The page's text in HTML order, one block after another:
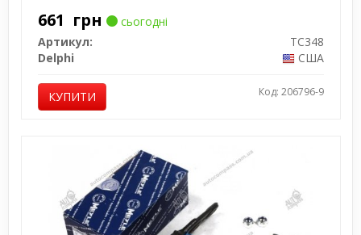
661 грн
сьогодні
Артикул:
TC348
Delphi
США
КУПИТИ Код: 206796-9